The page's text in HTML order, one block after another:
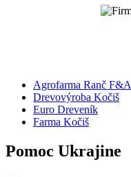
Agrofarma Ranč
Drevovýroba Kočiš
Euro Dreveník
Farma Kočiš
Pomoc Ukrajine